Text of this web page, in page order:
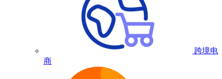
跨境电
商